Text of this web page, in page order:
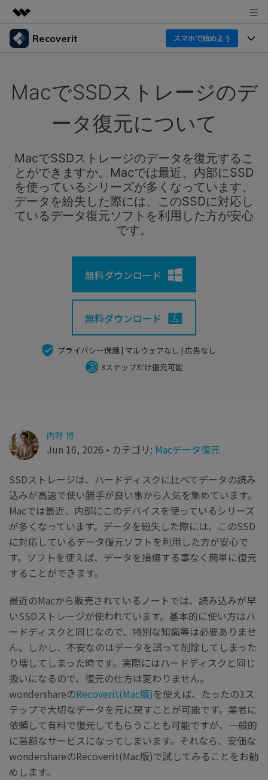
製品
概要
企業情報
サポート
Recoverit スマホで始めよう
Windowsデータ復元ならRecoverit！確実な復元技術と
スマホで始めよう
Recoverit for Mac
スマホで始めよう
Recoverit 無料版
スマホで始めよう
Repairit - データ修復
機能一覧
ドライブから復元
削除されたメディアを復元
独自の復元ソリューション 新着
ドキュメントを復元
すべての機能を確認
データ復元事例
データ復元
外付けデバイス復元
パソコン復元
Recoveritとは
データ復元の専門家
カスタマーストーリー
Recoveritをよりよく活用
操作ガイド
MacでSSDストレージのデ
ータ復元について
MacでSSDストレージのデータを復元するこ
とができますか。Macでは最近、内部にSSD
を使っているシリーズが多くなっています。
データを紛失した際には、このSSDに対応し
ているデータ復元ソフトを利用した方が安心
です。
無料ダウンロード
無料ダウンロード
プライバシー保護 | マルウェアなし | 広告なし
3ステップだけ復元可能
内野 博
Jun 16, 2026 • カテゴリ: Macデータ復元
SSDストレージは、ハードディスクに比べてデータの読み
込みが高速で使い勝手が良い事から人気を集めています。
Macでは最近、内部にこのデバイスを使っているシリーズ
が多くなっています。データを紛失した際には、このSSD
に対応しているデータ復元ソフトを利用した方が安心で
す。ソフトを使えば、データを損傷する事なく簡単に復元
することができます。
最近のMacから販売されているノートでは、読み込みが早
いSSDストレージが使われています。基本的に使い方はハ
ードディスクと同じなので、特別な知識等は必要ありませ
ん。しかし、不安なのはデータを誤って削除してしまった
り壊してしまった時です。実際にはハードディスクと同じ
扱いになるので、復元の仕方は変わりません。
wondershareのRecoverit(Mac版)を使えば、たったの3ス
テップで大切なデータを元に戻すことが可能です。業者に
依頼して有料で復元してもらうことも可能ですが、一般的
に高額なサービスになってしまいます。それなら、安価な
wondershareのRecoverit(Mac版)で試してみることをお勧
めします。